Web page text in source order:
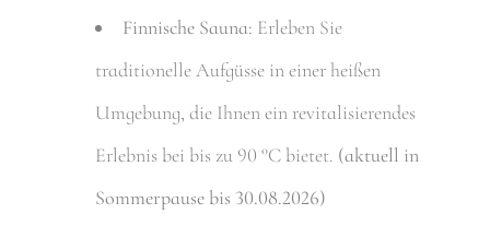
Finnische Sauna: Erleben Sie
traditionelle Aufgüsse in einer heißen
Umgebung, die Ihnen ein revitalisierendes
Erlebnis bei bis zu 90 °C bietet. (aktuell in
Sommerpause bis 30.08.2026)